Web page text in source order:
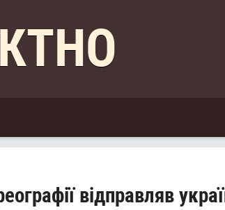
відправляв